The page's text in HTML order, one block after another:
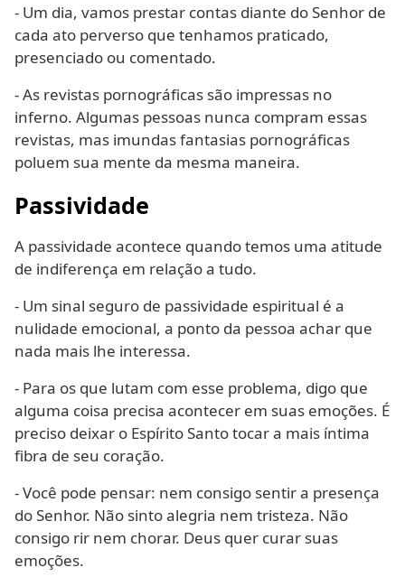
- Um dia, vamos prestar contas diante do Senhor de
cada ato perverso que tenhamos praticado,
presenciado ou comentado.
- As revistas pornográficas são impressas no
inferno. Algumas pessoas nunca compram essas
revistas, mas imundas fantasias pornográficas
poluem sua mente da mesma maneira.
Passividade
A passividade acontece quando temos uma atitude
de indiferença em relação a tudo.
- Um sinal seguro de passividade espiritual é a
nulidade emocional, a ponto da pessoa achar que
nada mais lhe interessa.
- Para os que lutam com esse problema, digo que
alguma coisa precisa acontecer em suas emoções. É
preciso deixar o Espírito Santo tocar a mais íntima
fibra de seu coração.
- Você pode pensar: nem consigo sentir a presença
do Senhor. Não sinto alegria nem tristeza. Não
consigo rir nem chorar. Deus quer curar suas
emoções.